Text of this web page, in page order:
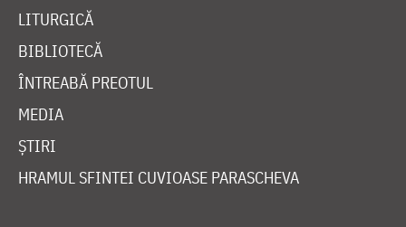
LITURGICĂ
BIBLIOTECĂ
ÎNTREABĂ PREOTUL
MEDIA
ȘTIRI
HRAMUL SFINTEI CUVIOASE PARASCHEVA